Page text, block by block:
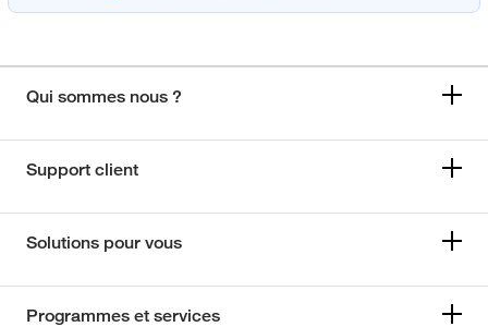
Qui sommes nous ?
Support client
Solutions pour vous
Programmes et services